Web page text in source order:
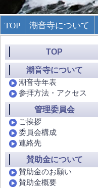
TOP 潮音寺について
TOP
潮音寺について
潮音寺年表
参拝方法・アクセス
管理委員会
ご挨拶
委員会構成
連絡先
賛助金について
賛助金のお願い
賛助金概要